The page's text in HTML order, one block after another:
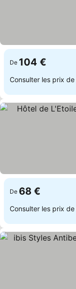
De 104 €
Consulter les prix de
De 68 €
Consulter les prix de